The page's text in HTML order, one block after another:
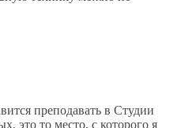
преподавать в Студии
это то место, с которого я